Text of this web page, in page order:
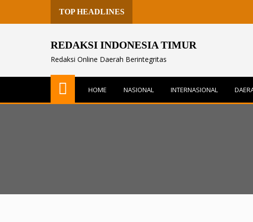
TOP HEADLINES
REDAKSI INDONESIA TIMUR
Redaksi Online Daerah Berintegritas
HOME NASIONAL INTERNASIONAL